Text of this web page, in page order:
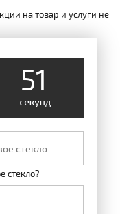
на товар и услуги не
50
стекло?